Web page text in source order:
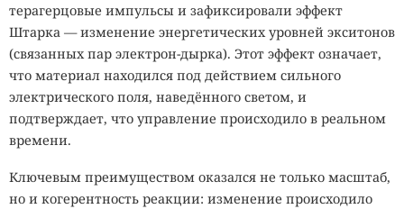
терагерцовые импульсы и зафиксировали эффект
Штарка — изменение энергетических уровней экситонов
(связанных пар электрон-дырка). Этот эффект означает,
что материал находился под действием сильного
электрического поля, наведённого светом, и
подтверждает, что управление происходило в реальном
времени.
Ключевым преимуществом оказался не только масштаб,
но и когерентность реакции: изменение происходило